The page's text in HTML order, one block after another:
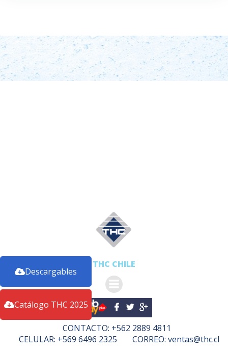
THC CHILE
CONTACTO: +562 2889 4811
CELULAR: +569 6496 2325
CORREO: ventas@thc.cl
Catálogo THC 2025
Descargables